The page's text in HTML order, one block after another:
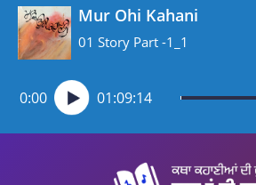
Mur Ohi Kahani
01 Story Part -1_1
0:00 01:09:14